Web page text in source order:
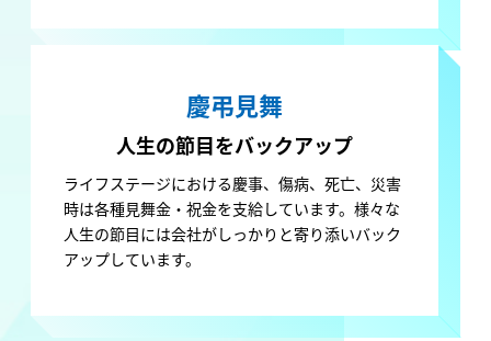
慶弔見舞
人生の節目をバックアップ
ライフステージにおける慶事、傷病、死亡、災害
時は各種見舞金・祝金を支給しています。様々な
人生の節目には会社がしっかりと寄り添いバック
アップしています。